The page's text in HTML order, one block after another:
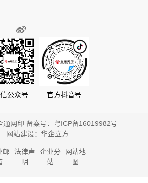
公众号 官方抖音号
网印 备案号： 粤ICP备16019982号
网站建设： 华企立方
邮
法律声
明
企业分
站
网站地
图